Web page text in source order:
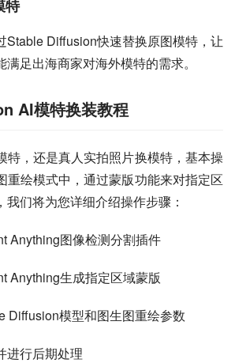
特
Stable Diffusion快速替换原图模特，让
足出海商家对海外模特的需求。
AI模特换装教程
特，还是真人实拍照片换模特，基本操
重绘模式中，通过蒙版功能来对指定区
们将为您详细介绍操作步骤：
Anything图像检测分割插件
Anything生成指定区域蒙版
Diffusion模型和图生图重绘参数
进行后期处理